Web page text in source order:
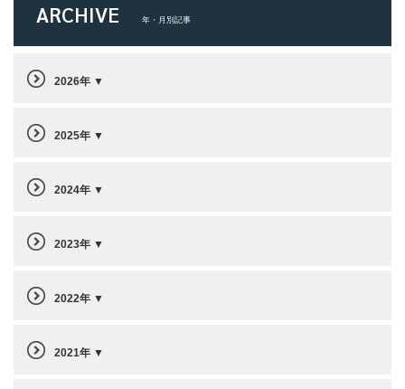
ARCHIVE 年・月別記事
2026年
2025年
2024年
2023年
2022年
2021年